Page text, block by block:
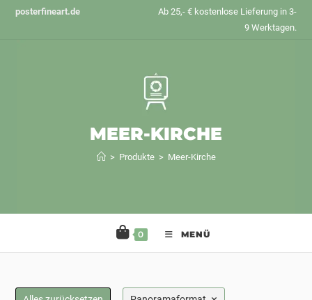
Zumposterfineart.de
Ab 25,- € kostenlose Lieferung in 3-
9 Werktagen.
MEER-KIRCHE
> Produkte > Meer-Kirche
0 MENÜ